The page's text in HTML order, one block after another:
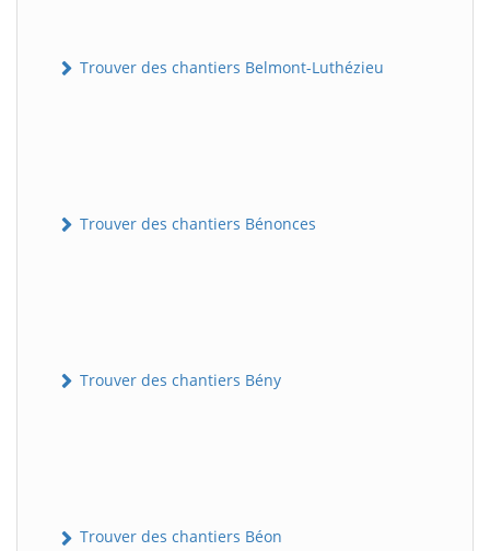
Trouver des chantiers Belmont-Luthézieu
Trouver des chantiers Bénonces
Trouver des chantiers Bény
Trouver des chantiers Béon